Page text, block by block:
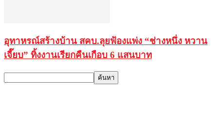
อุทาหรณ์สร้างบ้าน สคบ.ลุยฟ้องแพ่ง “ช่างหนึ่ง หวาน
เจี๊ยบ” ทิ้งงานเรียกคืนเกือบ 6 แสนบาท